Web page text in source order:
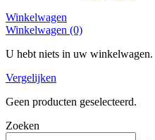
Winkelwagen
Winkelwagen (0)
U hebt niets in uw winkelwagen.
Vergelijken
Geen producten geselecteerd.
Zoeken